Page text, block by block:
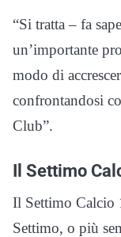
“Si tratta – fa
un’importante
modo di
confrontandosi
Club”.
Il Settimo
Il Settimo Calcio
Settimo, o più